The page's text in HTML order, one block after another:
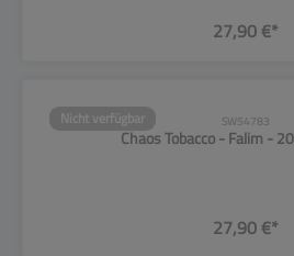
27,90 €*
Nicht verfügbar SW54783
Chaos Tobacco - Falim -
27,90 €*